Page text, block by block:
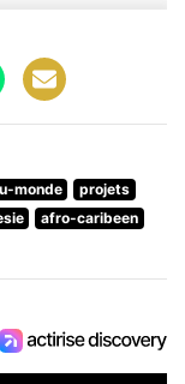
monde
projets
afro-caribeen